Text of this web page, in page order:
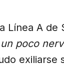
Línea A de
poco
exiliarse